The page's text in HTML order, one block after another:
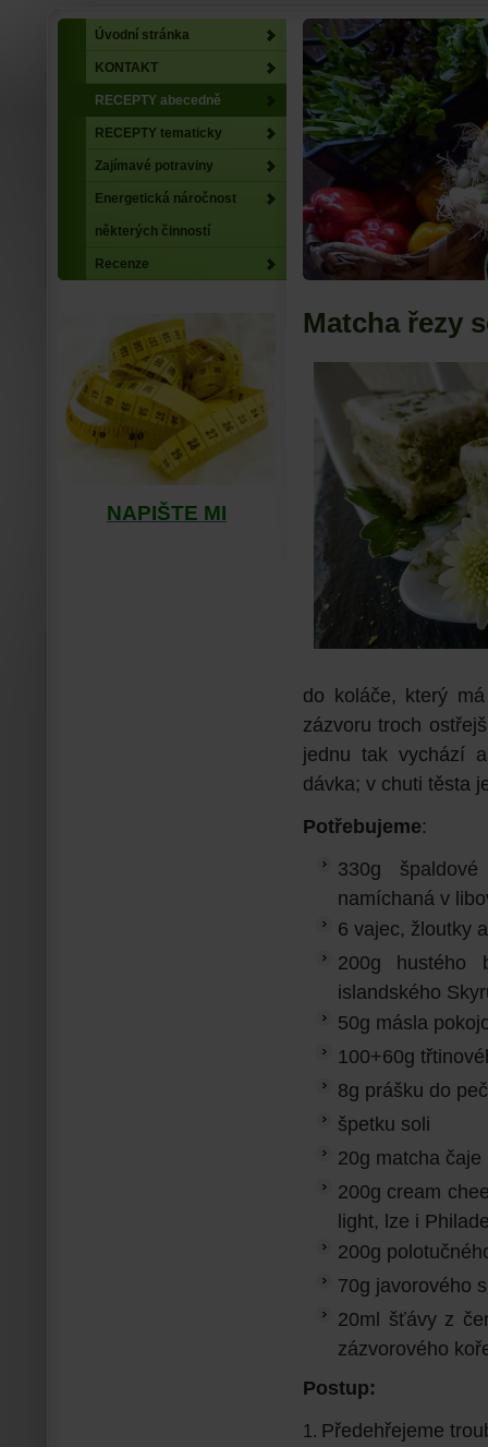
Matcha řezy
do koláče, který
zázvoru troch
jednu tak vychází
dávka; v chuti těsta
Potřebujeme:
330g
namíchaná v
6 vajec, žloutky
200g hustého
islandského
50g másla
100+60g
8g prášku do
špetku soli
20g matcha čaje
200g cream
light, lze i
200g
70g javorového
20ml šťávy z
zázvorového
Postup:
Předehřejeme
Úvodní stránka
KONTAKT
RECEPTY abecedně
RECEPTY tematicky
Zajímavé potraviny
Energetická náročnost
některých činností
Recenze
NAPIŠTE MI